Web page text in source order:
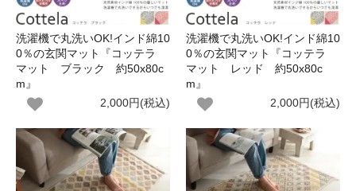
洗濯機で丸洗いOK!インド綿10
0％の玄関マット『コッテラ
マット ブラック 約50x80c
m』
2,000円(税込)
洗濯機で丸洗いOK!インド綿10
0％の玄関マット『コッテラ
マット レッド 約50x80c
m』
2,000円(税込)